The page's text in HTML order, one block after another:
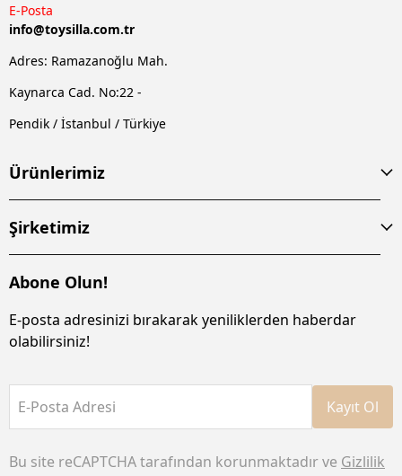
E-Posta
info@toysilla.com.tr
Adres: Ramazanoğlu Mah.
Kaynarca Cad. No:22 -
Pendik / İstanbul / Türkiye
Ürünlerimiz
Şirketimiz
Abone Olun!
E-posta adresinizi bırakarak yeniliklerden haberdar
olabilirsiniz!
E-Posta Adresi Kayıt Ol
Bu site reCAPTCHA tarafından korunmaktadır ve Gizlilik